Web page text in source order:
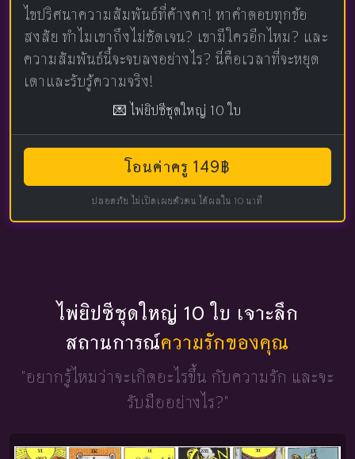
ไขปริศนาความสัมพันธ์ที่ค้างคา! หาคำตอบทุกข้อ
สงสัย ทำไมเขาถึงไม่ชัดเจน? เขามีใครอีกไหม? และ
ความสัมพันธ์นี้จะจบลงอย่างไร? นี่คือเวลาที่จะหยุด
เดาและรับรู้ความจริง!
💌 ไพ่ยิปซีชุดใหญ่ 10 ใบ
โอนค่าครู 149฿
ปลอดภัย ไม่เปิดเผยตัวตน ได้ผลใน 10 นาที
ไพ่ยิปซีชุดใหญ่ 10 ใบ เจาะลึก
สถานการณ์ความรักของคุณ
"อยากรู้ไหมว่าจะเกิดอะไรขึ้น กับความรัก และจะ
รับมืออย่างไร?"